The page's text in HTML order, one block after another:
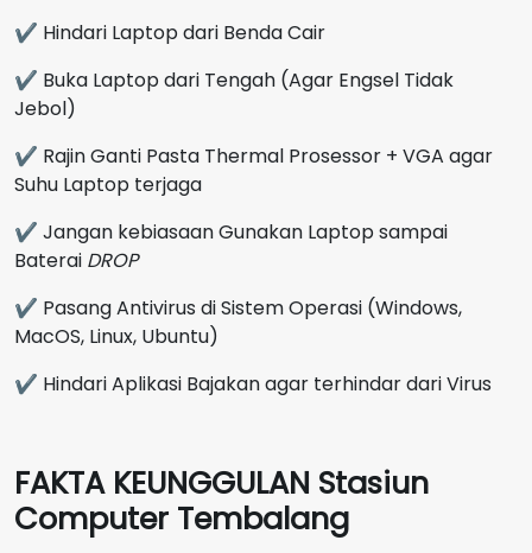
✔ Hindari Laptop dari Benda Cair
✔ Buka Laptop dari Tengah (Agar Engsel Tidak
Jebol)
✔ Rajin Ganti Pasta Thermal Prosessor + VGA agar
Suhu Laptop terjaga
✔ Jangan kebiasaan Gunakan Laptop sampai
Baterai DROP
✔ Pasang Antivirus di Sistem Operasi (Windows,
MacOS, Linux, Ubuntu)
✔ Hindari Aplikasi Bajakan agar terhindar dari Virus
FAKTA KEUNGGULAN Stasiun
Computer Tembalang